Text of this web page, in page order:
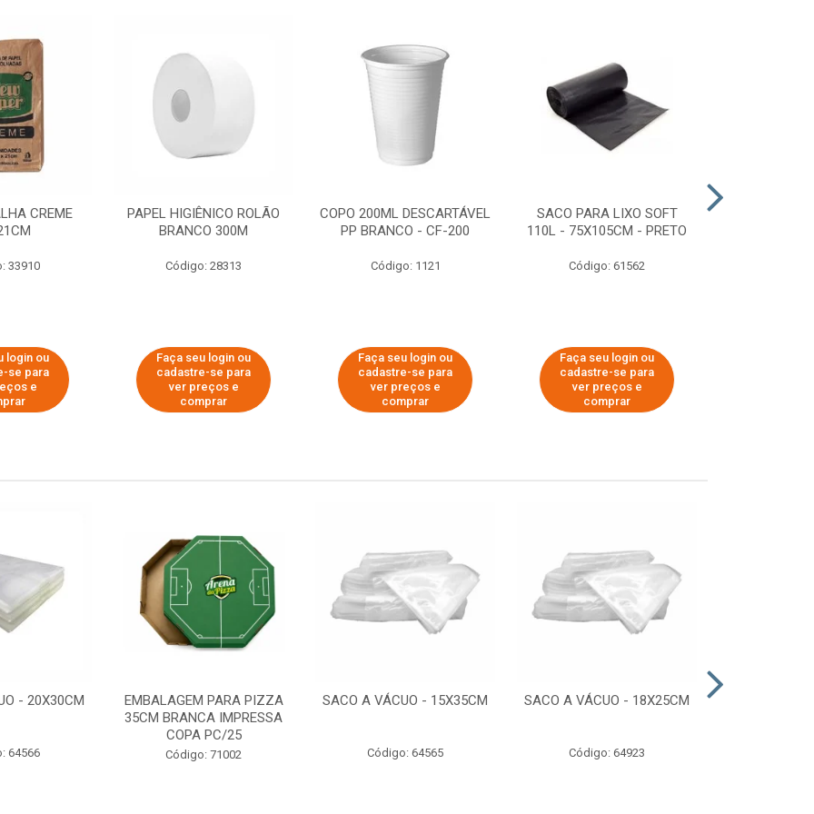
CREME
33910
login ou
se para
e
PAPEL HIGIÊNICO ROLÃO
BRANCO 300M
Código: 28313
Faça seu login ou
cadastre-se para
ver preços e
comprar
COPO 200ML DESCARTÁVEL
PP BRANCO - CF-200
Código: 1121
Faça seu login ou
cadastre-se para
ver preços e
comprar
SACO PARA LIXO SOFT
110L - 75X105CM - PRETO
Código: 61562
Faça seu login ou
cadastre-se para
ver preços e
comprar
- 20X30CM
64566
EMBALAGEM PARA PIZZA
35CM BRANCA IMPRESSA
COPA PC/25
Código: 71002
SACO A VÁCUO - 15X35CM
Código: 64565
SACO A VÁCUO - 18X25CM
Código: 64923